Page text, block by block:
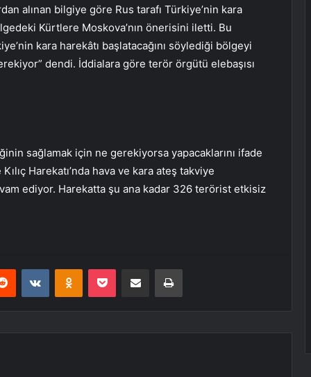
alınan bilgiye göre Rus tarafı Türkiye’nin kara
Kürtlere Moskova’nın önerisini iletti. Bu
kara harekâtı başlatacağını söylediği bölgeyi
dendi. İddialara göre terör örgütü elebaşısı
sağlamak için ne gerekiyorsa yapacaklarını ifade
Harekatı’nda hava ve kara ateş takviye
ediyor. Harekatta şu ana kadar 326 terörist etkisiz
Reddit VKontakteOdnoklassniki
Pocket E-Posta ile paylaş Yazdır